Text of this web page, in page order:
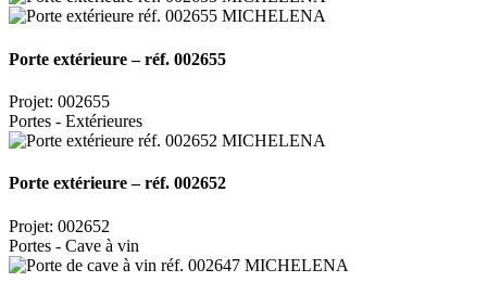
Porte extérieure – réf. 002655
Projet: 002655
Portes - Extérieures
Porte extérieure – réf. 002652
Projet: 002652
Portes - Cave à vin